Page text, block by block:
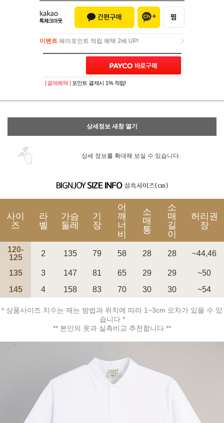
이벤트 페이포인트 적립 혜택 2배 UP!
이벤트페이포인트 적립 혜택 2배 UP!
페이코 ID로 페
PAYCO 바로구매
[ 결제혜택 ] 포인트 결제시 1% 적립!
상세정보 새창 열기
상세 정보를 확대해 보실 수 있습니다.
사이
즈
라
벨
가슴
둘레
기
장
어
깨
너
비
소
매
통
소
매
길
이
허리권
장
120-
125
2 135 79 58 28 28 ~44,46
135 3 147 81 65 29 29
~50
145
4 158 83 70 30 30 ~54
* 상품사이즈 치수는 재는 방법과 위치에 따라 1~3cm 오차가 있을 수 있
습니다 *
** 본인의 옷과 실측비교 추천합니다 **